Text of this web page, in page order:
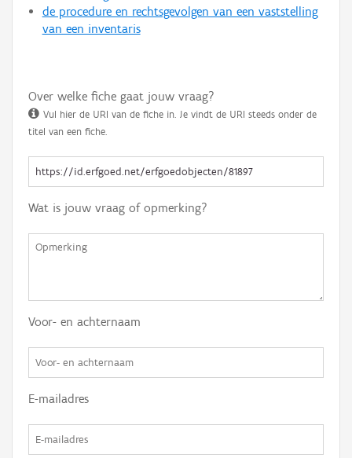
de procedure en rechtsgevolgen van een vaststelling
van een inventaris
Over welke fiche gaat jouw vraag?
Vul hier de URI van de fiche in. Je vindt de URI steeds onder de
titel van een fiche.
Wat is jouw vraag of opmerking?
Voor- en achternaam
E-mailadres